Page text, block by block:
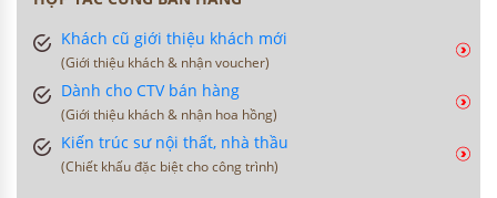
MUA NGAY
Giao Tận Nơi Hoặc Nhận Tại Cửa Hàng
Đăng ký